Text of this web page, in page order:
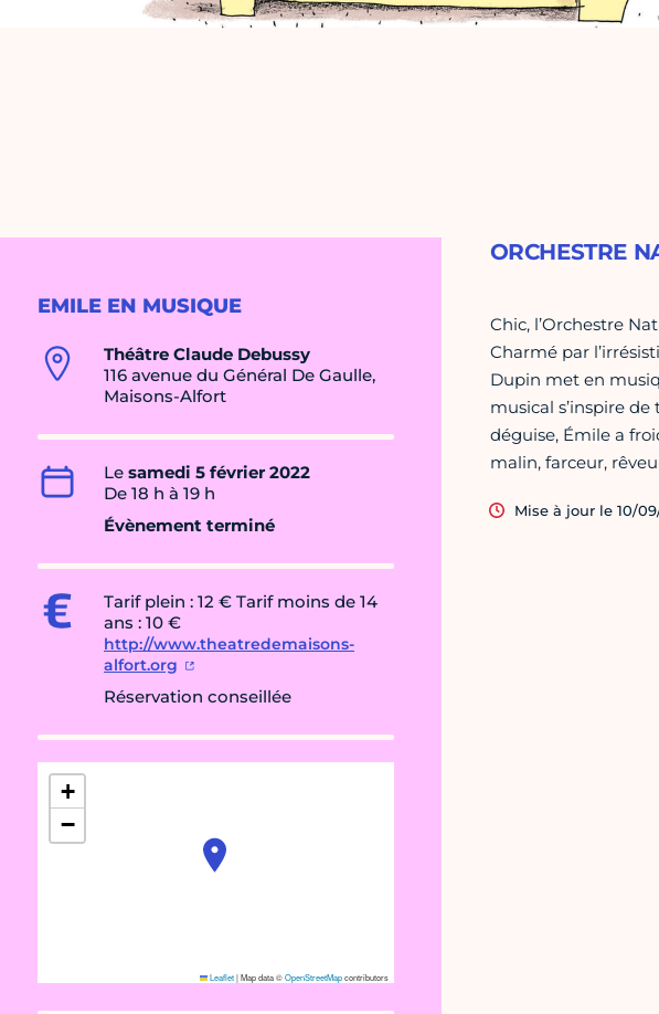
EMILE EN MUSIQUE
Théâtre Claude Debussy
116 avenue du Général De Gaulle,
Maisons-Alfort
Le samedi 5 février 2022
De 18 h à 19 h
Évènement terminé
Tarif plein : 12 € Tarif moins de 14
ans : 10 €
http://www.theatredemaisons-
alfort.org
Réservation conseillée
+
−
Leaflet|Map data ©OpenStreetMapcontributors
ORCHESTRE
Chic, l’Orchestre
Charmé par
Dupin met en
musical s’inspire
déguise, Émile a
malin, farceur,
Mise à jour le 10/